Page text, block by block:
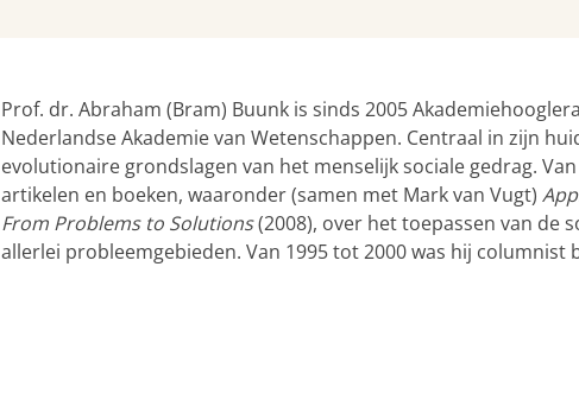
Prof. dr. Abraham (Bram) Buunk is sinds 2005
Nederlandse Akademie van Wetenschappen. Centraal in zijn
evolutionaire grondslagen van het menselijk sociale gedrag.
artikelen en boeken, waaronder (samen met Mark van Vugt)
From Problems to Solutions(2008), over het toepassen van de
allerlei probleemgebieden. Van 1995 tot 2000 was hij columnist